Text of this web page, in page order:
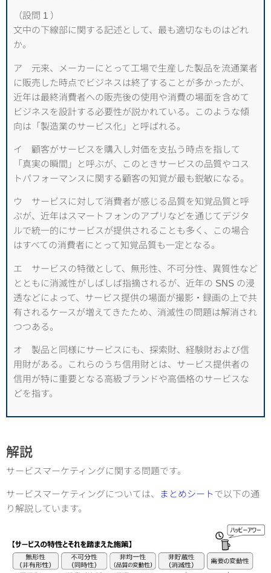
（設問 1 ）
文中の下線部に関する記述として、最も適切なものはどれ
か。
ア 元来、メーカーにとって工場で生産した製品を流通業者
に販売した時点でビジネスは終了することが多かったが、
近年は最終消費者への販売後の使用や消費の場面を含めて
ビジネスを設計する必要性が説かれている。このような傾
向は「製造業のサービス化」と呼ばれる。
イ 顧客がサービスを購入し対価を支払う時点を指して
「真実の瞬間」と呼ぶが、このときサービスの品質やコス
トパフォーマンスに関する顧客の知覚が最も鋭敏になる。
ウ サービスに対して消費者が感じる品質を知覚品質と呼
ぶが、近年はスマートフォンのアプリなどを通じてデジタ
ルで統一的にサービスが提供されることも多く、この場合
はすべての消費者にとって知覚品質も一定となる。
エ サービスの特徴として、無形性、不可分性、異質性など
とともに消滅性がしばしば指摘されるが、近年の SNS の浸
透などによって、サービス提供の場面が撮影・録画の上で共
有されるケースが増えてきたため、消滅性の問題は解消され
つつある。
オ 製品と同様にサービスにも、探索財、経験財および信
用財がある。これらのうち信用財とは、サービス提供者の
信用が特に重要となる高級ブランドや高価格のサービスな
どを指す。
解説
サービスマーケティングに関する問題です。
サービスマーケティングについては、 まとめシートで以下の通
り解説しています。